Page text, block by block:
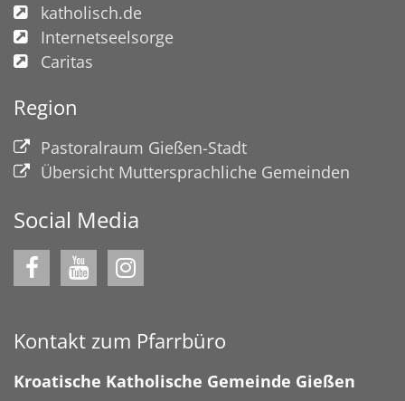
katholisch.de
Internetseelsorge
Caritas
Region
Pastoralraum Gießen-Stadt
Übersicht Muttersprachliche Gemeinden
Social Media
Kontakt zum Pfarrbüro
Kroatische Katholische Gemeinde Gießen